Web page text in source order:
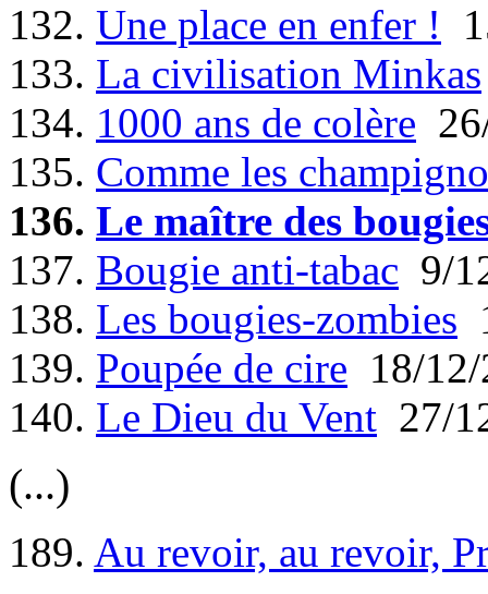
132. Une place en enfer !
133. La civilisation Minkas
134. 1000 ans de colère
135. Comme les
136. Le maître des
137. Bougie anti-tabac 9/
138. Les bougies-zombies
139. Poupée de cire 18/
140. Le Dieu du Vent 27/
(...)
189. Au revoir, au revoir,